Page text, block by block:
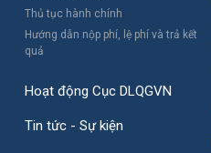
Thủ tục hành chính
Hướng dẫn nộp phí, lệ phí và trả kết
quả
Hoạt động Cục DLQGVN
Tin tức - Sự kiện